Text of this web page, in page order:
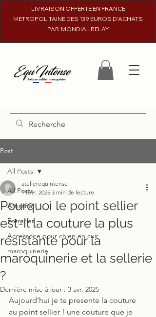
LIVRAISON OFFERTE EN FRANCE
METROPOLITAINE DES 139 EUROS D'ACHATS
PAR MONDIAL RELAY
Post
All Posts
Artisanat
Entretien
Accessoire pour chien en cuir
maroquinerie
All Posts
Pourquoi le point sellier
est-il la couture la plus
résistante pour la
maroquinerie et la sellerie
?
atelierequintense
1 févr. 2025 3 min de lecture
Dernière mise à jour : 3 avr. 2025
Aujourd'hui je te presente la couture
au point sellier ! une couture que je